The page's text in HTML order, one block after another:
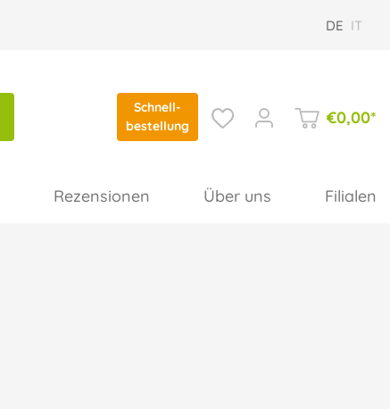
DE IT
Schnell-
bestellung
€0,00*
Rezensionen Über uns Filialen